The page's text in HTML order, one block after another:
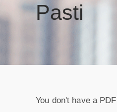
Pasti
You don't have a